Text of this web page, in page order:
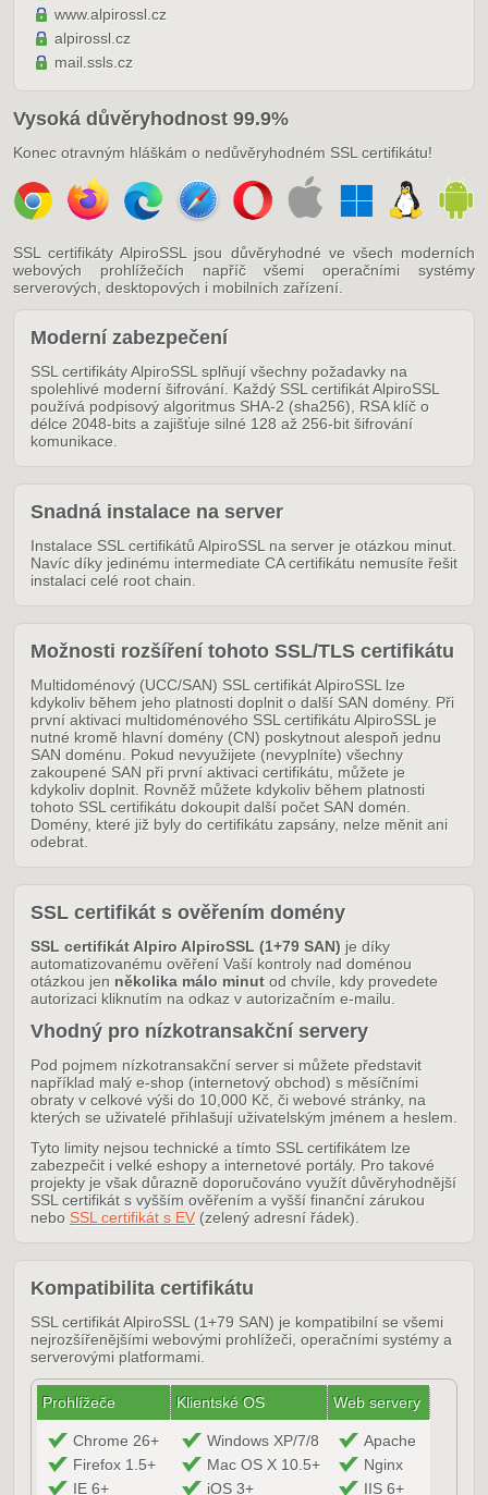
www.alpirossl.cz
alpirossl.cz
mail.ssls.cz
Vysoká důvěryhodnost 99.9%
Konec otravným hláškám o nedůvěryhodném SSL certifikátu!
SSL certifikáty AlpiroSSL jsou důvěryhodné ve všech moderních
webových prohlížečích napříč všemi operačními systémy
serverových, desktopových i mobilních zařízení.
Moderní zabezpečení
SSL certifikáty AlpiroSSL splňují všechny požadavky na
spolehlivé moderní šifrování. Každý SSL certifikát AlpiroSSL
používá podpisový algoritmus SHA-2 (sha256), RSA klíč o
délce 2048-bits a zajišťuje silné 128 až 256-bit šifrování
komunikace.
Snadná instalace na server
Instalace SSL certifikátů AlpiroSSL na server je otázkou minut.
Navíc díky jedinému intermediate CA certifikátu nemusíte řešit
instalaci celé root chain.
Možnosti rozšíření tohoto SSL/TLS certifikátu
Multidoménový (UCC/SAN) SSL certifikát AlpiroSSL lze
kdykoliv během jeho platnosti doplnit o další SAN domény. Při
první aktivaci multidoménového SSL certifikátu AlpiroSSL je
nutné kromě hlavní domény (CN) poskytnout alespoň jednu
SAN doménu. Pokud nevyužijete (nevyplníte) všechny
zakoupené SAN při první aktivaci certifikátu, můžete je
kdykoliv doplnit. Rovněž můžete kdykoliv během platnosti
tohoto SSL certifikátu dokoupit další počet SAN domén.
Domény, které již byly do certifikátu zapsány, nelze měnit ani
odebrat.
SSL certifikát s ověřením domény
SSL certifikát Alpiro AlpiroSSL (1+79 SAN) je díky
automatizovanému ověření Vaší kontroly nad doménou
otázkou jen několika málo minut od chvíle, kdy provedete
autorizaci kliknutím na odkaz v autorizačním e-mailu.
Vhodný pro nízkotransakční servery
Pod pojmem nízkotransakční server si můžete představit
například malý e-shop (internetový obchod) s měsíčními
obraty v celkové výši do 10,000 Kč, či webové stránky, na
kterých se uživatelé přihlašují uživatelským jménem a heslem.
Tyto limity nejsou technické a tímto SSL certifikátem lze
zabezpečit i velké eshopy a internetové portály. Pro takové
projekty je však důrazně doporučováno využít důvěryhodnější
SSL certifikát s vyšším ověřením a vyšší finanční zárukou
nebo SSL certifikát s EV(zelený adresní řádek).
Kompatibilita certifikátu
SSL certifikát AlpiroSSL (1+79 SAN) je kompatibilní se všemi
nejrozšířenějšími webovými prohlížeči, operačními systémy a
serverovými platformami.
Prohlížeče Klientské OS Web servery
Chrome 26+
Firefox 1.5+
IE 6+
Windows XP/7/8
Mac OS X 10.5+
iOS 3+
Apache
Nginx
IIS 6+